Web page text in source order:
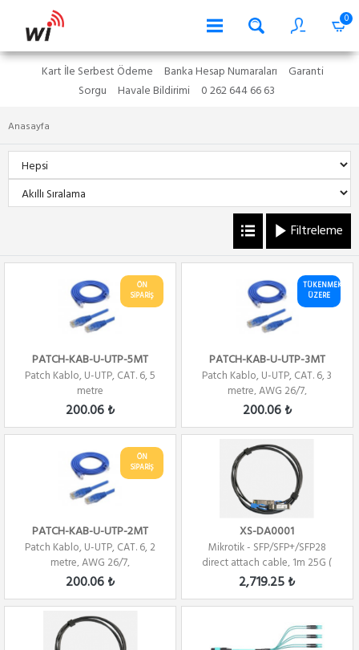
0
Kart İle Serbest Ödeme Banka Hesap Numaraları
Garanti
Sorgu
Havale Bildirimi 0 262 644 66 63
Anasayfa
Filtreleme
ÖN
SİPARİŞ
PATCH-KAB-U-UTP-5MT
Patch Kablo, U-UTP, CAT. 6, 5
metre
200.06 ₺
TÜKENMEK
ÜZERE
PATCH-KAB-U-UTP-3MT
Patch Kablo, U-UTP, CAT. 6, 3
metre, AWG 26/7,
200.06 ₺
ÖN
SİPARİŞ
PATCH-KAB-U-UTP-2MT
Patch Kablo, U-UTP, CAT. 6, 2
metre, AWG 26/7,
200.06 ₺
XS-DA0001
Mikrotik - SFP/SFP+/SFP28
direct attach cable, 1m 25G (
Direct At...
2,719.25 ₺